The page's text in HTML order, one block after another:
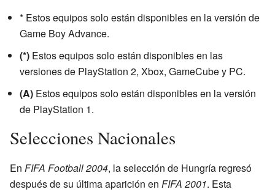
* Estos equipos solo están disponibles en la versión de
Game Boy Advance.
(*) Estos equipos solo están disponibles en las
versiones de PlayStation 2, Xbox, GameCube y PC.
(A) Estos equipos solo están disponibles en la versión
de PlayStation 1.
Selecciones Nacionales
En FIFA Football 2004, la selección de Hungría regresó
después de su última aparición en FIFA 2001. Esta